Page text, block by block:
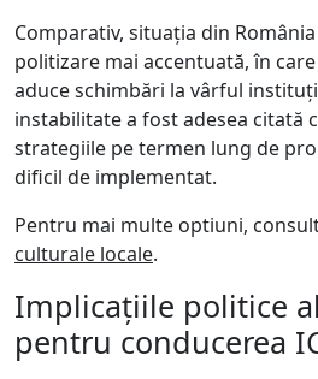
Comparativ, situația din
politizare mai accentuată, în
aduce schimbări la vârful
instabilitate a fost adesea citată
strategiile pe termen lung de
dificil de implementat.
Pentru mai multe optiuni,
culturale locale.
Implicațiile politice
pentru conducerea